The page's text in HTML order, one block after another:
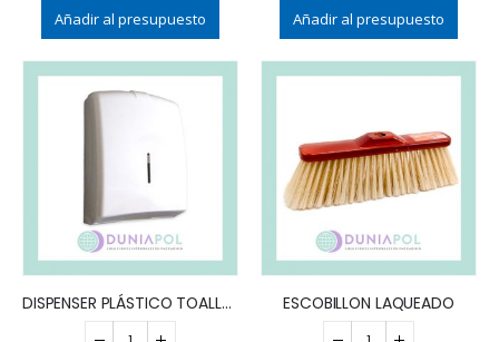
Añadir al presupuesto Añadir al presupuesto
DISPENSER PLÁSTICO TOALLAS INTERCALADAS ESCOBILLON LAQUEADO